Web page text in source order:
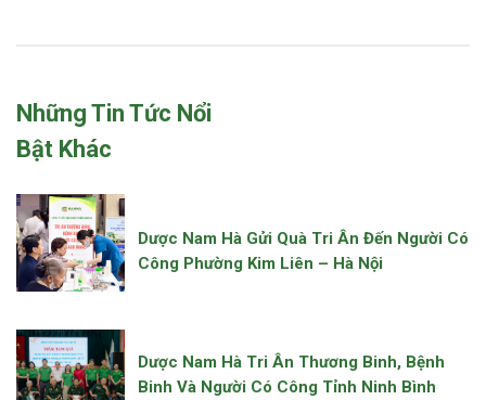
Những Tin Tức Nổi
Bật Khác
Dược Nam Hà Gửi Quà Tri Ân Đến Người Có
Công Phường Kim Liên – Hà Nội
Dược Nam Hà Tri Ân Thương Binh, Bệnh
Binh Và Người Có Công Tỉnh Ninh Bình